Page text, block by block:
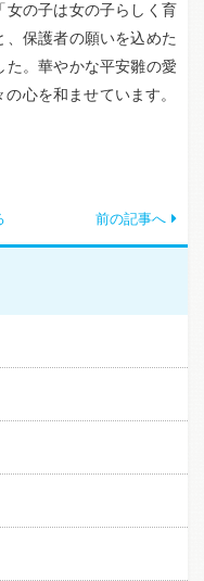
の子は女の子らしく育
保護者の願いを込めた
。華やかな平安雛の愛
心を和ませています。
前の記事へ